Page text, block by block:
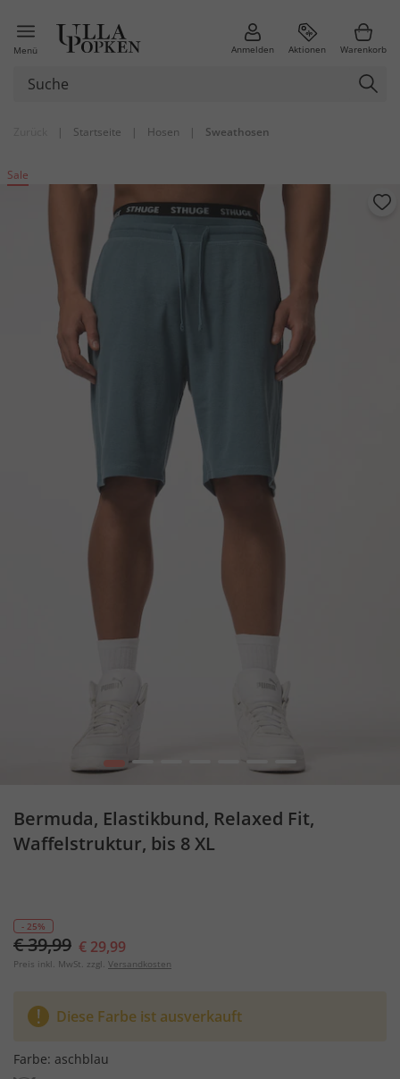
Menü Anmelden Aktionen Warenkorb
| Startseite | Hosen | Sweathosen
Sale
1 6 7
Bermuda, Elastikbund, Relaxed Fit,
Waffelstruktur, bis 8 XL
- 25%
€ 39,99 € 29,99
Preis inkl. MwSt. zzgl. Versandkosten
Diese Farbe ist ausverkauft
Farbe: aschblau